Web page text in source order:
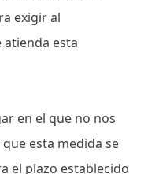
exigir al
atienda esta
en el que no nos
esta medida se
el plazo establecido